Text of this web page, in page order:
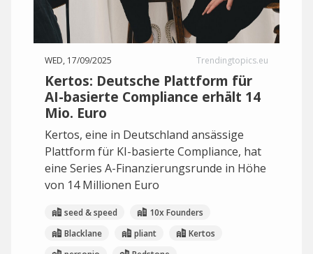
WED, 17/09/2025 Trendingtopics.eu
Kertos: Deutsche Plattform für
AI-basierte Compliance erhält 14
Mio. Euro
Kertos, eine in Deutschland ansässige
Plattform für KI-basierte Compliance, hat
eine Series A-Finanzierungsrunde in Höhe
von 14 Millionen Euro
seed & speed
10x Founders
Blacklane
pliant
Kertos